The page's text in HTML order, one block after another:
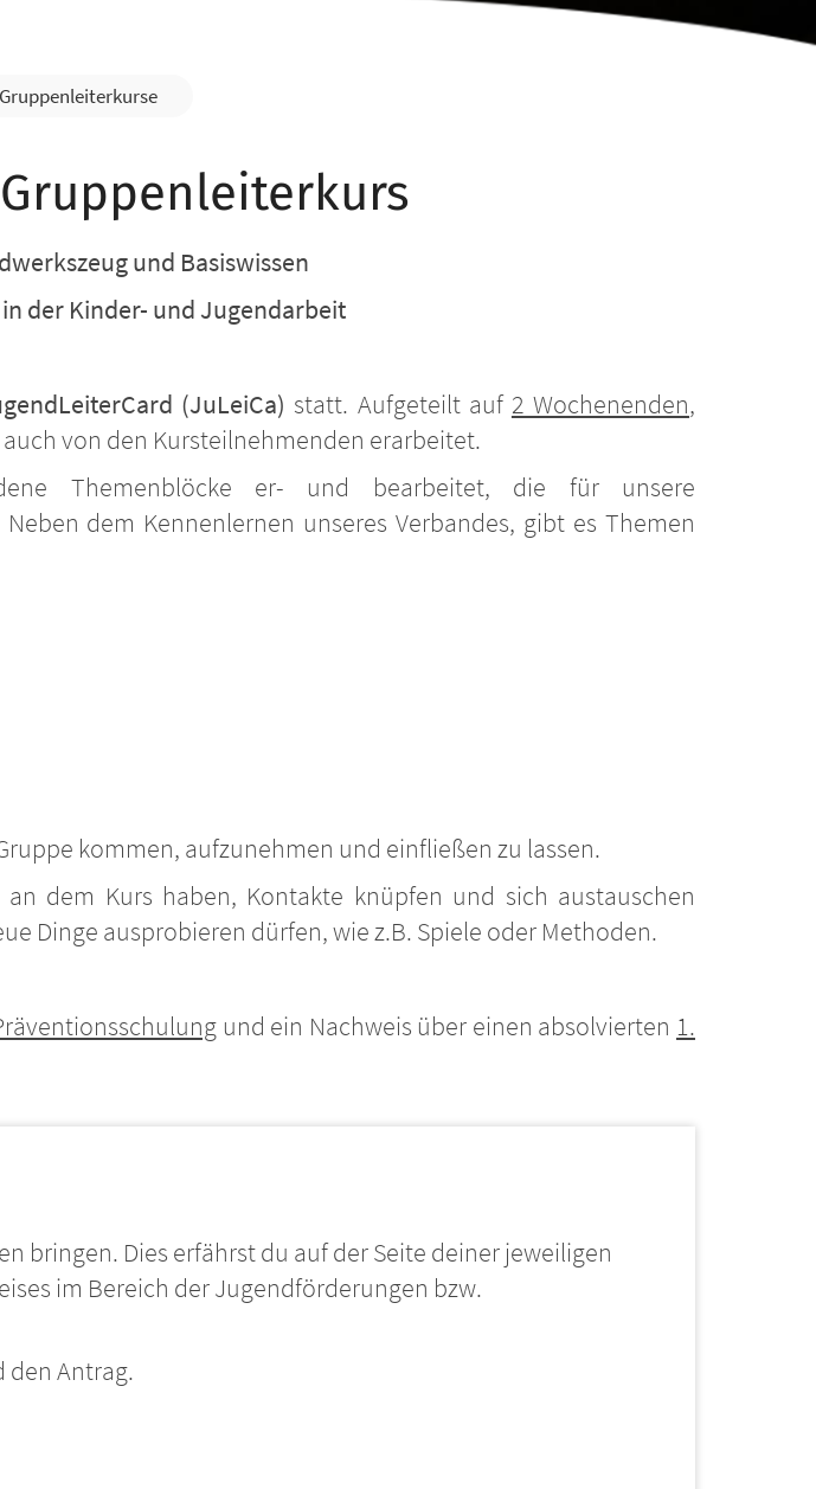
Gruppenleiterkurse
und Basiswissen
der Kinder- und Jugendarbeit
(JuLeiCa) statt. Aufgeteilt auf 2 Wochenenden,
von den Kursteilnehmenden erarbeitet.
Themenblöcke er- und bearbeitet, die für unsere
dem Kennenlernen unseres Verbandes, gibt es Themen
kommen, aufzunehmen und einfließen zu lassen.
dem Kurs haben, Kontakte knüpfen und sich austauschen
Dinge ausprobieren dürfen, wie z.B. Spiele oder Methoden.
und ein Nachweis über einen absolvierten 1.
bringen. Dies erfährst du auf der Seite deiner jeweiligen
im Bereich der Jugendförderungen bzw.
den Antrag.